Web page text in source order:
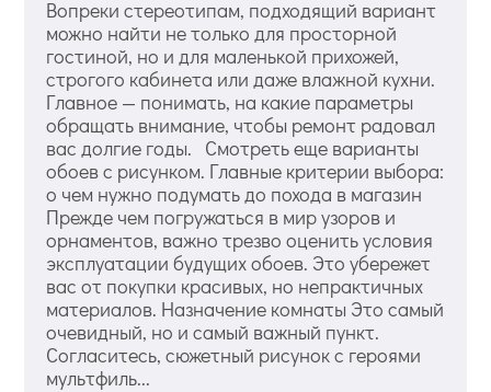
Вопреки стереотипам, подходящий вариант
можно найти не только для просторной
гостиной, но и для маленькой прихожей,
строгого кабинета или даже влажной кухни.
Главное — понимать, на какие параметры
обращать внимание, чтобы ремонт радовал
вас долгие годы. Смотреть еще варианты
обоев с рисунком. Главные критерии выбора:
о чем нужно подумать до похода в магазин
Прежде чем погружаться в мир узоров и
орнаментов, важно трезво оценить условия
эксплуатации будущих обоев. Это убережет
вас от покупки красивых, но непрактичных
материалов. Назначение комнаты Это самый
очевидный, но и самый важный пункт.
Согласитесь, сюжетный рисунок с героями
мультфиль...